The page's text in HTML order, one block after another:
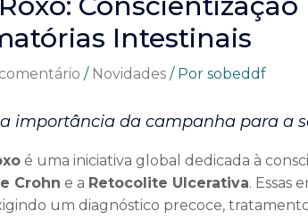
Intestinais
/ Novidades/ Por sobeddf
importância da campanha para a
é uma iniciativa global dedicada à
Crohn e a Retocolite Ulcerativa. Essas
um diagnóstico precoce,